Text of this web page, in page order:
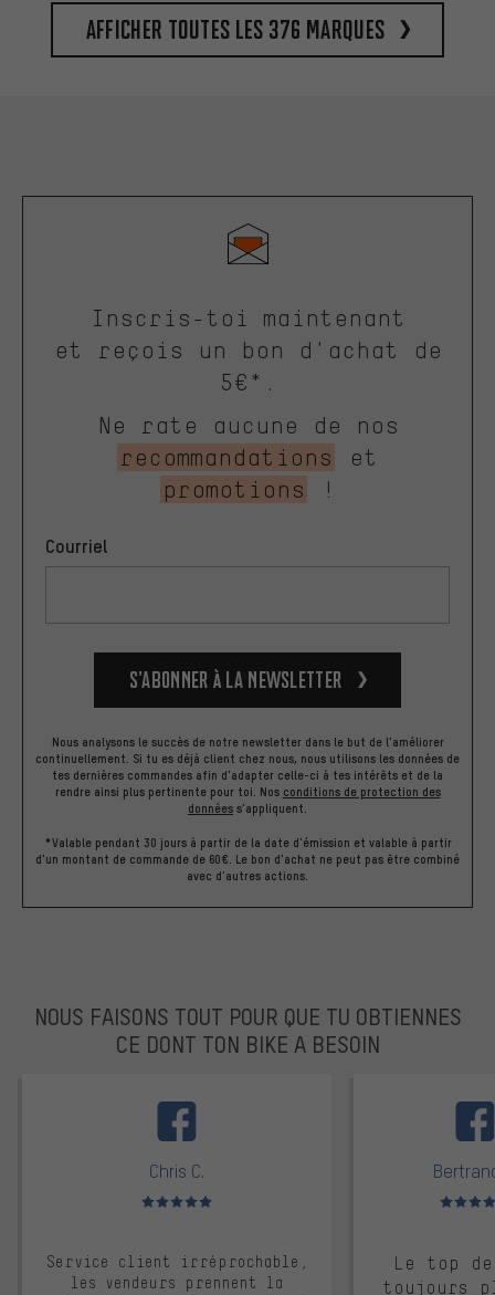
Afficher toutes les 376 marques
Inscris-toi maintenant
et reçois un bon d'achat de
5€*.
Ne rate aucune de nos
recommandations
et
promotions
!
Courriel
S’abonner à la newsletter
Nous analysons le succès de notre newsletter dans le but de l'améliorer
continuellement. Si tu es déjà client chez nous, nous utilisons les données de
tes dernières commandes afin d'adapter celle-ci à tes intérêts et de la
rendre ainsi plus pertinente pour toi. Nos conditions de protection des
données s'appliquent.
*Valable pendant 30 jours à partir de la date d'émission et valable à partir
d'un montant de commande de 60€. Le bon d'achat ne peut pas être combiné
avec d'autres actions.
NOUS FAISONS TOUT POUR QUE TU OBTIENNES
CE DONT TON BIKE A BESOIN
Chris C.
Note moyenne : 5 sur 5
Service client irréprochable,
les vendeurs prennent la
Note
Le top
toujours